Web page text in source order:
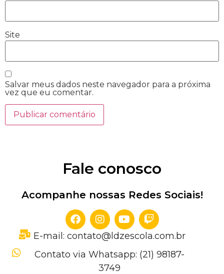
Site
Salvar meus dados neste navegador para a próxima
vez que eu comentar.
Fale conosco
Acompanhe nossas Redes Sociais!
E-mail: contato@ldzescola.com.br
Contato via Whatsapp: (21) 98187-
3749